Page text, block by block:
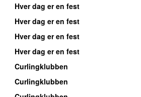
Hver dag er en fest
Hver dag er en fest
Hver dag er en fest
Hver dag er en fest
Curlingklubben
Curlingklubben